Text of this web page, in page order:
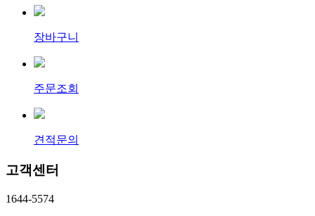
장바구니
주문조회
견적문의
고객센터
1644-5574